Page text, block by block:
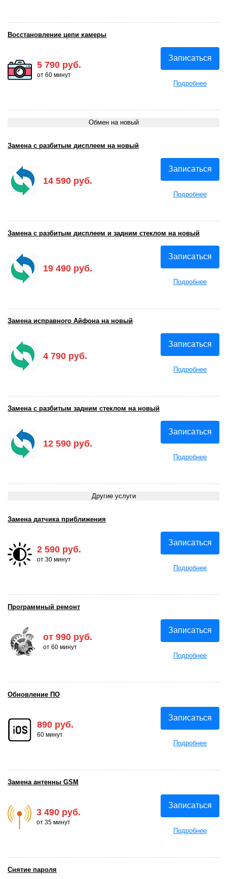
5 790 руб.
от 60 минут
Записаться
Подробнее
Восстановление цепи камеры
Обмен на новый
14 590 руб.
Записаться
Подробнее
Замена с разбитым дисплеем на новый
19 490 руб.
Записаться
Подробнее
Замена с разбитым дисплеем и задним стеклом на новый
4 790 руб.
Записаться
Подробнее
Замена исправного Айфона на новый
12 590 руб.
Записаться
Подробнее
Замена с разбитым задним стеклом на новый
Другие услуги
2 590 руб.
от 30 минут
Записаться
Подробнее
Замена датчика приближения
от 990 руб.
от 60 минут
Записаться
Подробнее
Программный ремонт
890 руб.
60 минут
Записаться
Подробнее
Обновление ПО
3 490 руб.
от 35 минут
Записаться
Подробнее
Замена антенны GSM
Снятие пароля